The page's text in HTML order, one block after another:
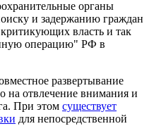
органы
и задержанию граждан
власть и так
операцию" РФ в
развертывание
на отвлечение внимания и
При этом существует
для непосредственной